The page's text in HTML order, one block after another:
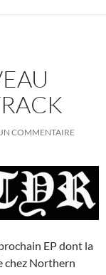
COMMENTAIRE
EP dont la
chez Northern